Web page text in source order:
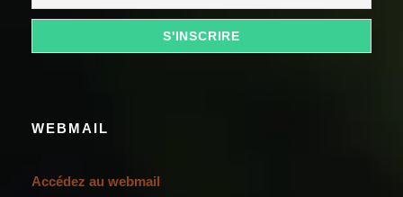
WEBMAIL
Accédez au webmail